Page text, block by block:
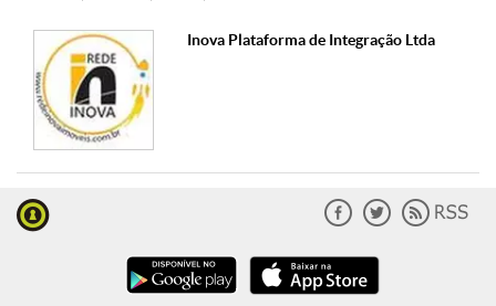
Inova Plataforma de Integração Ltda